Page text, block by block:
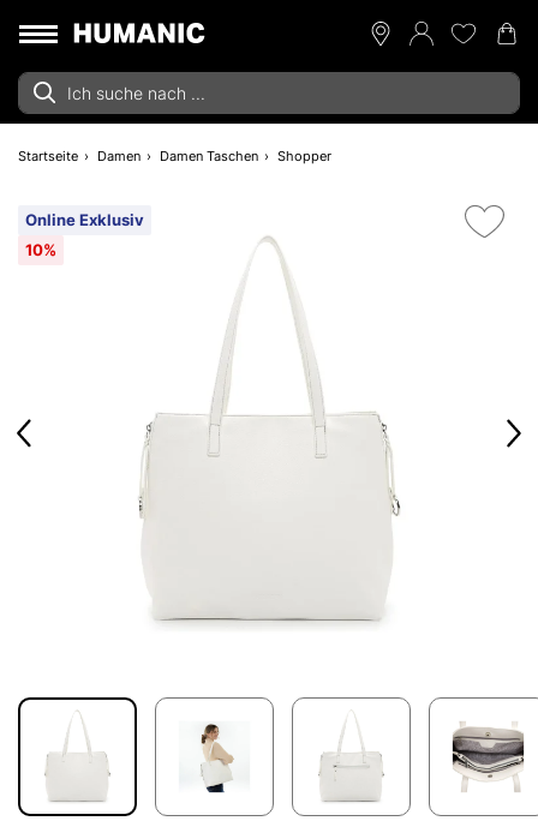
Startseite Damen Damen Taschen Shopper
Online Exklusiv
10%